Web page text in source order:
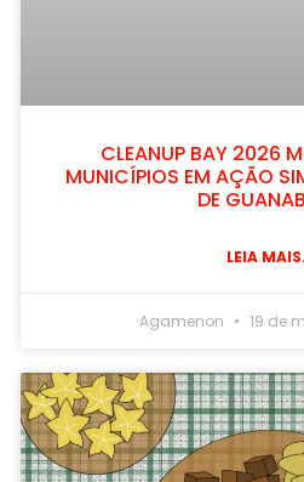
CLEANUP BAY 2026
MUNICÍPIOS EM AÇÃO
DE
LEIA
Agamenon 19 de